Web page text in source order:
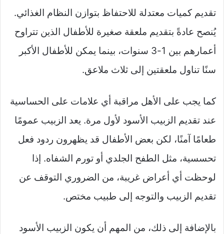
تقديم كميات معتدلة للاحتفاظ بتوازن النظام الغذائي.
يُنصح عادةً بتقديم ملعقة صغيرة للأطفال الذين تتراوح
أعمارهم بين 1-3 سنوات، بينما يمكن للأطفال الأكبر
سنًا تناول ملعقتين إلى ثلاث ملاعق.
كما يجب على الأهل مراقبة أي علامات على الحساسية
عند تقديم الزبيب الأسود لأول مرة. يعد الزبيب عمومًا
طعامًا آمنًا، لكن بعض الأطفال قد يظهرون ردود فعل
تحسسية، مثل الطفح الجلدي أو تورم الشفاه. إذا
لوحظت أي أعراض غريبة، من الضروري التوقف عن
تقديم الزبيب والتوجه إلى طبيب مختص.
بالإضافة إلى ذلك، من المهم أن يكون الزبيب الأسود